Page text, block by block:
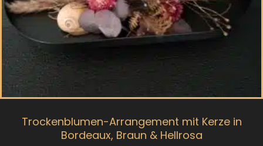
Trockenblumen-Arrangement mit Kerze in
Bordeaux, Braun & Hellrosa